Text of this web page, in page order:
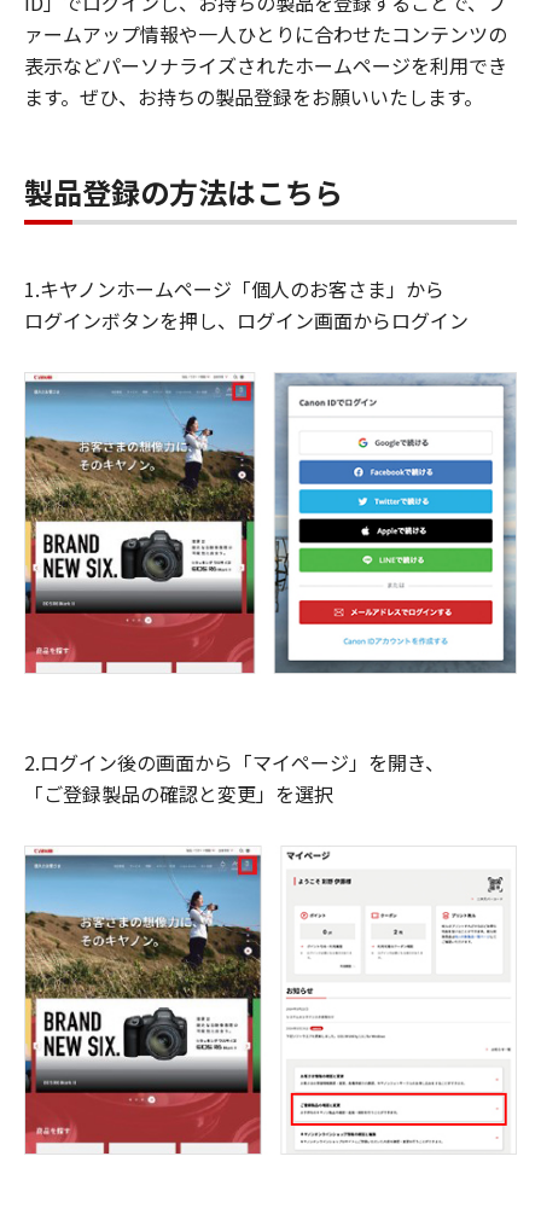
ァームアップ情報や一人ひとりに合わせたコンテンツの
表示などパーソナライズされたホームページを利用でき
ます。ぜひ、お持ちの製品登録をお願いいたします。
製品登録の方法はこちら
1.キヤノンホームページ「個人のお客さま」から
ログインボタンを押し、ログイン画面からログイン
2.ログイン後の画面から「マイページ」を開き、
「ご登録製品の確認と変更」を選択